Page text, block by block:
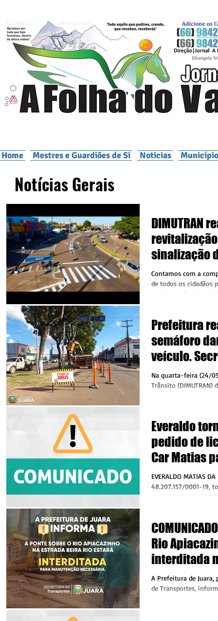
Home Mestres e Guardiões de Si Noticias
Notícias Gerais
DIMUTRAN
sinalização
Praça dos
Contamos com a
de todos os cidadãos
as orientações da
Prefeitura
semáforo
veículo.
mais
Na quarta-feira (24/
Trânsito (DIMUTRAN)
conseguiu colocar
Everaldo
pedido de
Car Matias
de
...
EVERALDO MATIAS DA
48.207.157/0001-19,
requereu junto a
Rio
interditada
feira (9),
manutenção
A Prefeitura de Juara,
de Transportes,
Rio Apiacazinho,